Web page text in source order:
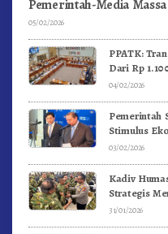
Pemerintah-Media
05/02/2026
PPATK:
Dari Rp
04/02/2026
Pemerintah
Stimulus
03/02/2026
Kadiv
Strategis
dan NKRI
31/01/2026